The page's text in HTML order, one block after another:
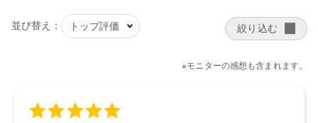
●パッケージはリニューアル等の理由により、写真と異なる場
合がございます。